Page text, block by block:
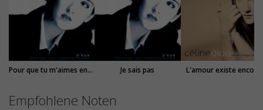
Pour que tu m'aimes encore Je sais pas L'amour existe encore
Empfohlene Noten